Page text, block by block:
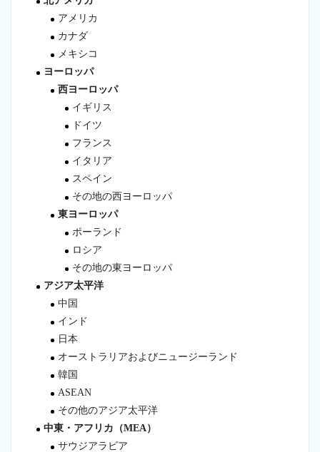
アメリカ
カナダ
メキシコ
ヨーロッパ
西ヨーロッパ
イギリス
ドイツ
フランス
イタリア
スペイン
その地の西ヨーロッパ
東ヨーロッパ
ポーランド
ロシア
その地の東ヨーロッパ
アジア太平洋
中国
インド
日本
オーストラリアおよびニュージーランド
韓国
ASEAN
その他のアジア太平洋
中東・アフリカ（MEA）
サウジアラビア